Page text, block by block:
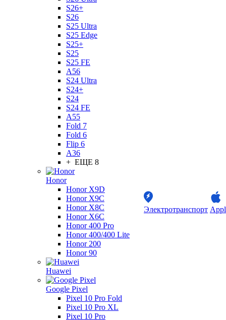
S26+
S26
S25 Ultra
S25 Edge
S25+
S25
S25 FE
A56
S24 Ultra
S24+
S24
S24 FE
A55
Fold 7
Fold 6
Flip 6
A36
+ ЕЩЕ 8
Honor
Honor X9D
Honor X9C
Honor X8C
Honor X6C
Honor 400 Pro
Honor 400/400 Lite
Honor 200
Honor 90
Huawei
Google Pixel
Pixel 10 Pro Fold
Pixel 10 Pro XL
Pixel 10 Pro
Электротранспорт